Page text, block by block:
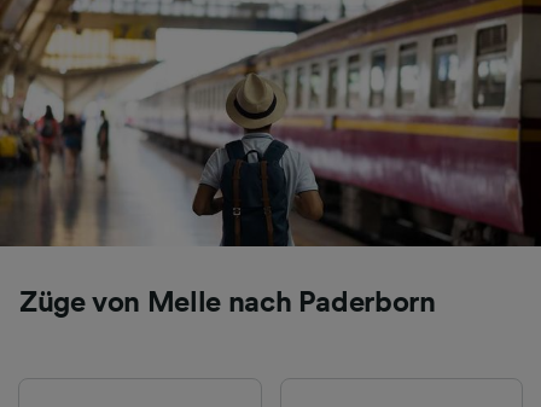
Züge von Melle nach Paderborn
Folgendes bereitzustellen:
Verwendung genauer Standortdaten.
Endgeräteeigenschaften zur Identifikation
aktiv abfragen. Speichern von oder Zugriff auf
Informationen auf einem Endgerät.
Personalisierte Werbung und Inhalte, Messung
von Werbeleistung und der Performance von
Inhalten, Zielgruppenforschung sowie
Entwicklung und Verbesserung von
Angeboten.
Liste der Partner (Lieferanten)